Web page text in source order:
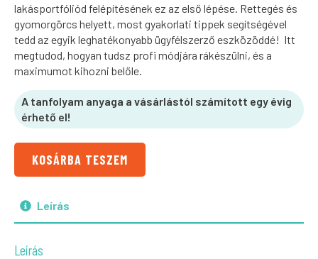
lakásportfóliód felépítésének ez az első lépése. Rettegés és
gyomorgörcs helyett, most gyakorlati tippek segítségével
tedd az egyik leghatékonyabb ügyfélszerző eszközöddé! Itt
megtudod, hogyan tudsz profi módjára rákészülni, és a
maximumot kihozni belőle.
A tanfolyam anyaga a vásárlástól számított egy évig
érhető el!
KOSÁRBA TESZEM
Leírás
Leírás